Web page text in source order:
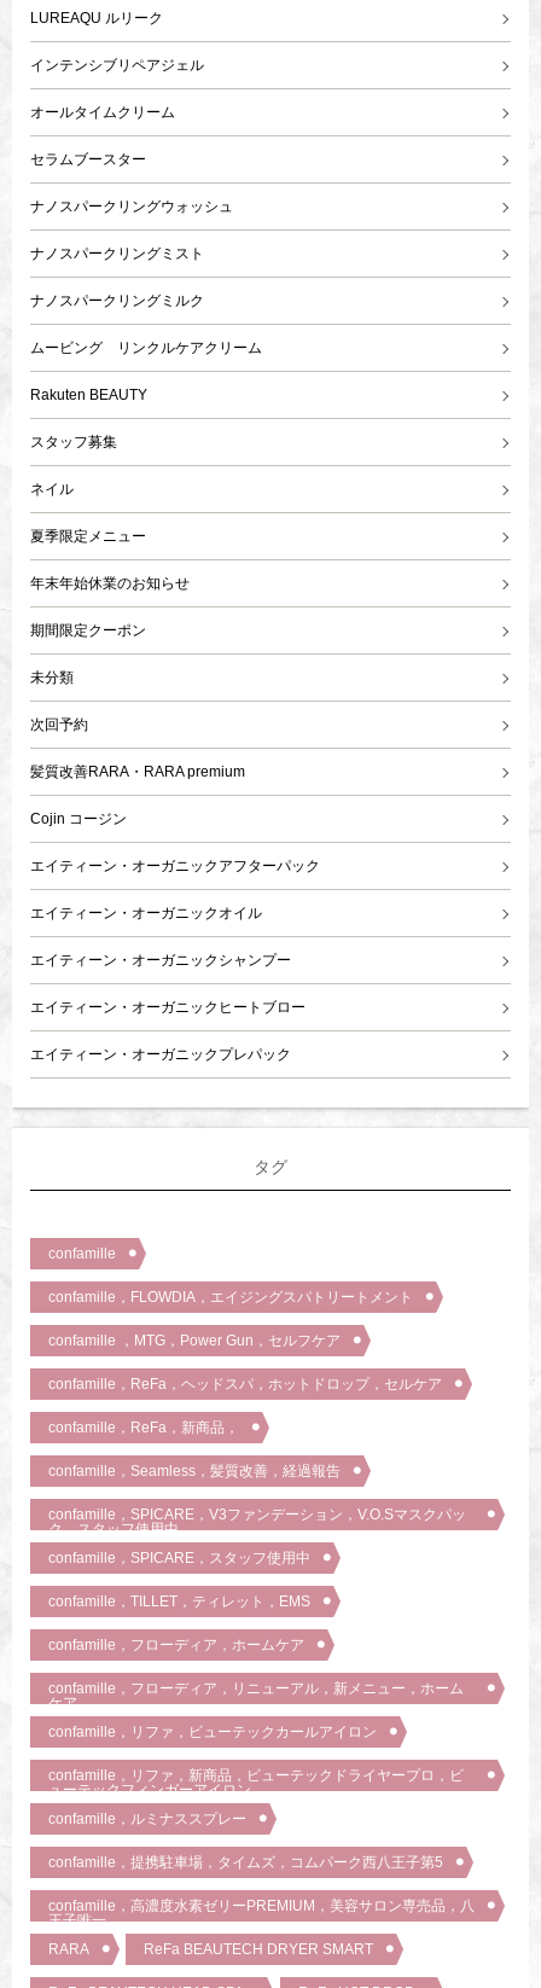
LUREAQU ルリーク
インテンシブリペアジェル
オールタイムクリーム
セラムブースター
ナノスパークリングウォッシュ
ナノスパークリングミスト
ナノスパークリングミルク
ムービング リンクルケアクリーム
Rakuten BEAUTY
スタッフ募集
ネイル
夏季限定メニュー
年末年始休業のお知らせ
期間限定クーポン
未分類
次回予約
髪質改善RARA・RARA premium
Cojin コージン
エイティーン・オーガニックアフターパック
エイティーン・オーガニックオイル
エイティーン・オーガニックシャンプー
エイティーン・オーガニックヒートブロー
エイティーン・オーガニックプレパック
タグ
confamille
confamille，FLOWDIA，エイジングスパトリートメント
confamille ，MTG，Power Gun，セルフケア
confamille，ReFa，ヘッドスパ，ホットドロップ，セルケア
confamille，ReFa，新商品，
confamille，Seamless，髪質改善，経過報告
confamille，SPICARE，V3ファンデーション，V.O.Sマスクパッ
ク，スタッフ使用中
confamille，SPICARE，スタッフ使用中
confamille，TILLET，ティレット，EMS
confamille，フローディア，ホームケア
confamille，フローディア，リニューアル，新メニュー，ホーム
ケア
confamille，リファ，ビューテックカールアイロン
confamille，リファ，新商品，ビューテックドライヤープロ，ビ
ューテックフィンガーアイロン
confamille，ルミナススプレー
confamille，提携駐車場，タイムズ，コムパーク西八王子第5
confamille，高濃度水素ゼリーPREMIUM，美容サロン専売品，八
王子唯一
RARA
ReFa BEAUTECH DRYER SMART